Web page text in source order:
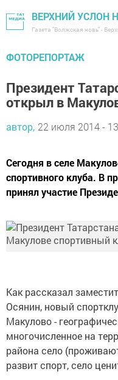
ВЕРХНИЙ УСЛОН
Газета "Волжская новь" -
ФОТОРЕПОРТАЖ
Президент
открыл в
автор, 22 июля 2014 -
Сегодня в селе
спортивного клуба. В
принял участие
Как рассказал
Осянин, новый
Макулово -
многочисленное на
района село
развит спорт, село